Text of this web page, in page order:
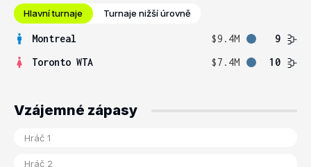
Hlavní turnaje Turnaje nižší úrovně
Montreal $9.4M
9
Toronto WTA
$7.4M 10
Vzájemné zápasy